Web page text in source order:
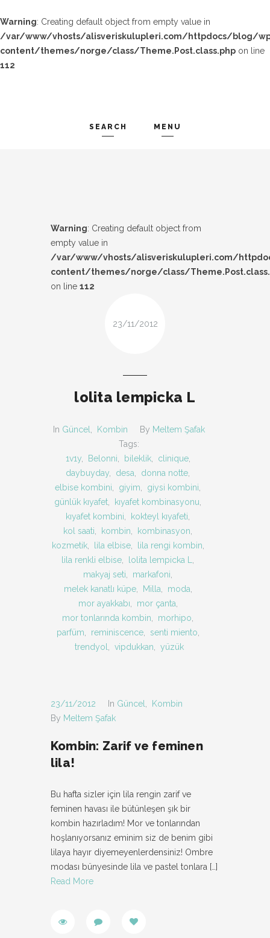
Warning: Creating default object from empty value in
/var/www/vhosts/alisveriskulupleri.com/httpdocs/blog/
content/themes/norge/class/Theme.Post.class.php on line
112
SEARCH MENU
Warning: Creating default object from
empty value in
/var/www/vhosts/alisveriskulupleri.com/
content/themes/norge/class/
on line 112
23/11/2012
lolita lempicka L
In Güncel Kombin By Meltem Şafak
Tags:
1v1y, Belonni bileklik, clinique,
daybuyday
desa donna notte
elbise kombini
giyim giysi kombini
günlük kıyafet
kıyafet kombinasyonu
kıyafet kombini
kokteyl kıyafeti
kol saati
kombin kombinasyon
kozmetik, lila elbise, lila rengi kombin
lila renkli elbise
lolita lempicka L
makyaj seti
markafoni
melek kanatlı küpe, Milla moda
mor ayakkabı
mor çanta
mor tonlarında kombin
morhipo
parfüm
reminiscence, senti miento
trendyol
vipdukkan yüzük
23/11/2012 In Güncel
Kombin
By Meltem Şafak
Kombin: Zarif ve feminen
lila!
Bu hafta sizler için lila rengin zarif ve
feminen havası ile bütünleşen şık bir
kombin hazırladım! Mor ve tonlarından
hoşlanıyorsanız eminim siz de benim gibi
lilaya hayır diyemeyenlerdensiniz! Ombre
modası bünyesinde lila ve pastel tonlara […]
Read More